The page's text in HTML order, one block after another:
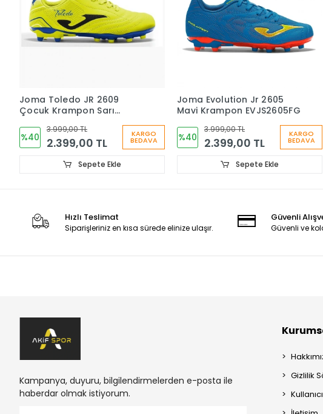
Joma Toledo JR 2609
Çocuk Krampon Sarı
%40
3.999,00 TL
2.399,00 TL
KARGO
BEDAVA
Sepete Ekle
Joma Evolution Jr 2605
Mavi Krampon EVJS2605FG
%40
3.999,00 TL
2.399,00 TL
KARGO
BEDAVA
Sepete Ekle
Hızlı Teslimat
Siparişleriniz en kısa sürede elinize ulaşır.
Güvenli
Güvenli ve
Kampanya, duyuru, bilgilendirmelerden e-posta ile
haberdar olmak istiyorum.
Gizlilik